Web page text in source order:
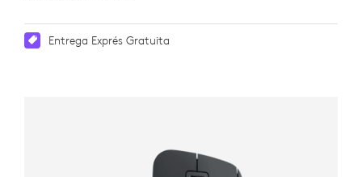
Entrega Exprés Gratuita